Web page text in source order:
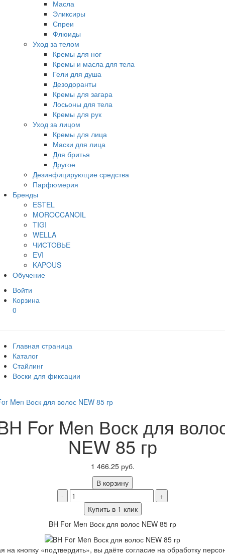
Масла
Эликсиры
Спреи
Флюиды
Уход за телом
Кремы для ног
Кремы и масла для тела
Гели для душа
Дезодоранты
Кремы для загара
Лосьоны для тела
Кремы для рук
Уход за лицом
Кремы для лица
Маски для лица
Для бритья
Другое
Дезинфицирующие средства
Парфюмерия
Бренды
ESTEL
MOROCCANOIL
TIGI
WELLA
ЧИСТОВЬЕ
EVI
KAPOUS
Обучение
Войти
Корзина
0
Главная страница
Каталог
Стайлинг
Воски для фиксации
For Men Воск для
NEW 85 гр
1 466.25 руб.
В корзину
-
+
Купить в 1 клик
BH For Men Воск для волос NEW 85 гр
на кнопку «подтвердить», вы даёте согласие на обработку